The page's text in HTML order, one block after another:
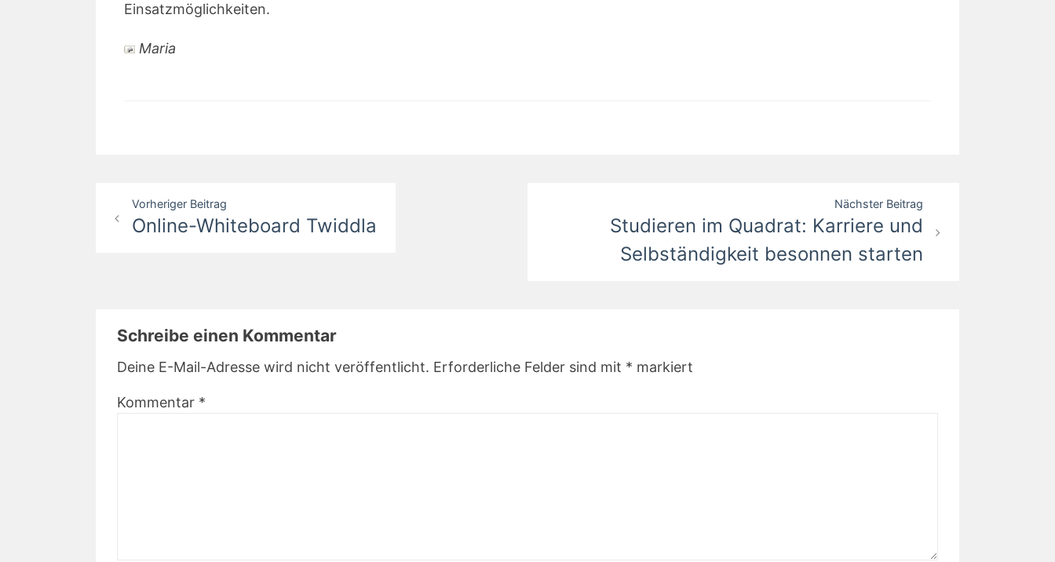
Einsatzmöglichkeiten.
Maria
Beitragsnavigation
Vorheriger Beitrag
Online-Whiteboard Twiddla
Nächster Beitrag
Studieren im Quadrat: Karriere und
Selbständigkeit besonnen starten
Schreibe einen Kommentar
Deine E-Mail-Adresse wird nicht veröffentlicht. Erforderliche Felder sind mit * markiert
Kommentar *